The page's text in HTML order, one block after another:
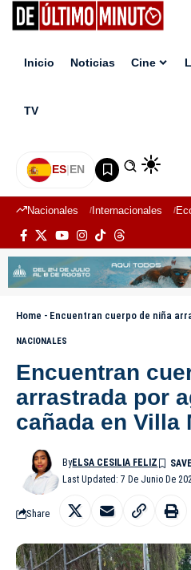
Inicio Noticias Cine
TV
ES|EN
Nacionales Internacionales
Home - Encuentran cuerpo de niña
NACIONALES
Encuentran
arrastrada por
cañada en Villa
Last Updated: 7 De Junio De
ByELSA CESILIA FELIZ
Share